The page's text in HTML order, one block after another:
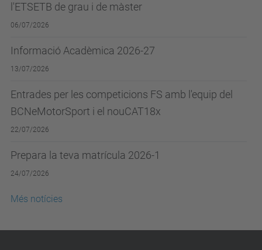
l'ETSETB de grau i de màster
06/07/2026
Informació Acadèmica 2026-27
13/07/2026
Entrades per les competicions FS amb l'equip del
BCNeMotorSport i el nouCAT18x
22/07/2026
Prepara la teva matrícula 2026-1
24/07/2026
Més notícies